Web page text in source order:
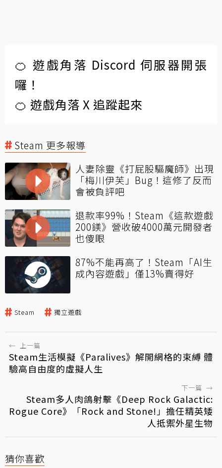
🍊 遊戲角落 Discord 伺服器開張
囉！
🍊 遊戲角落 X 追蹤起來
Steam 更多報導
人妻除靈《打屁股驅魔師》出現
「梅川伊芙」Bug！這修了反而
會被負評吧
退款率99%！Steam《這款遊戲
200鎂》營收破4000萬元開發者
也傻眼
87%不能再高了！Steam「AI生
成內容遊戲」僅13%賣得好
Steam 獨立遊戲
← 上一篇
Steam生活模擬《Paralives》解開網格的束縛 體
驗高自由度的虛擬人生
下一篇 →
Steam多人肉鴿射擊《Deep Rock Galactic:
Rogue Core》「Rock and Stone!」擔任精英矮
人抵禦外星生物
猜你喜歡